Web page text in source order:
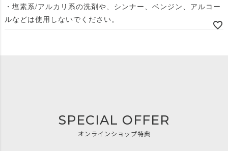
・塩素系/アルカリ系の洗剤や、シンナー、ベンジン、アルコー
ルなどは使用しないでください。
SPECIAL OFFER
オンラインショップ特典